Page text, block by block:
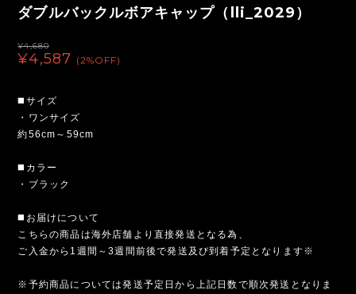
ダブルバックルボアキャップ（lli_2029）
¥4,680
¥4,587 (2%OFF)
◼️サイズ
・ワンサイズ
約56cm～59cm
◼️カラー
・ブラック
◼️お届けについて
こちらの商品は海外店舗より直接発送となる為、
ご入金から1週間～3週間前後で発送及び到着予定となります※
※予約商品については発送予定日から上記日数で順次発送となりま